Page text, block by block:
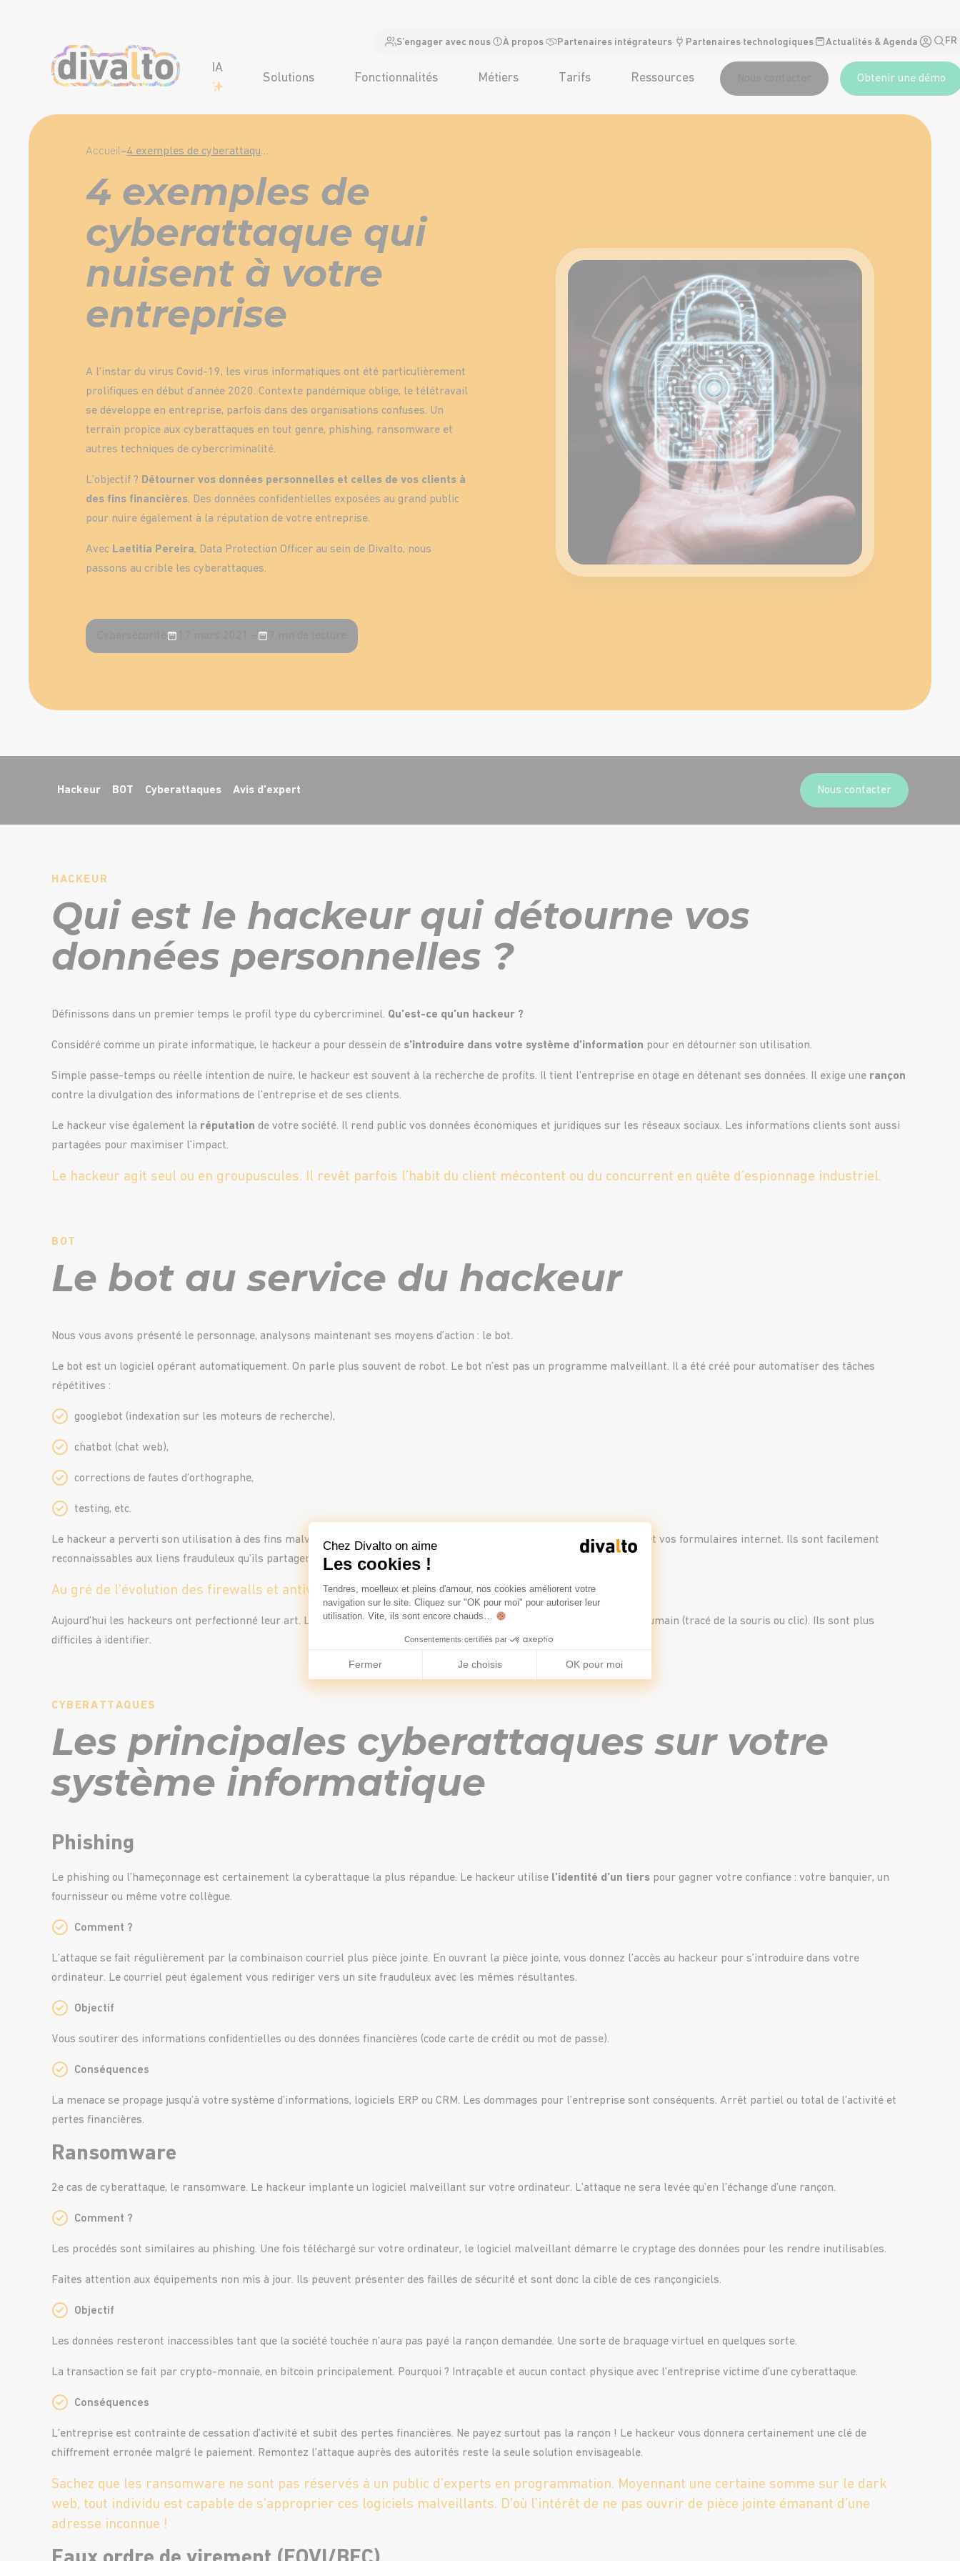
IA
Solutions Fonctionnalités Métiers Tarifs Ressources Obtenir une démo
S’engager avec nous À propos Partenaires intégrateurs Partenaires technologiques Actualités & Agenda FR
Accueil– 4 exemples de cyberattaque qui nuisent à votre entreprise
4 exemples de
cyberattaque qui
nuisent à votre
entreprise
A l’instar du virus Covid-19, les virus informatiques ont été particulièrement
prolifiques en début d’année 2020. Contexte pandémique oblige, le télétravail
se développe en entreprise, parfois dans des organisations confuses. Un
terrain propice aux cyberattaques en tout genre, phishing, ransomware et
autres techniques de cybercriminalité.
L’objectif ? Détourner vos données personnelles et celles de vos clients à
des fins financières. Des données confidentielles exposées au grand public
pour nuire également à la réputation de votre entreprise.
Avec Laetitia Pereira, Data Protection Officer au sein de Divalto, nous
passons au crible les cyberattaques.
Hackeur BOT Cyberattaques Avis d’expert Nous contacter
HACKEUR
Qui est le hackeur qui détourne vos
données personnelles ?
Définissons dans un premier temps le profil type du cybercriminel. Qu’est-ce qu’un hackeur ?
Considéré comme un pirate informatique, le hackeur a pour dessein de s’introduire dans votre système d’information pour en détourner son utilisation.
Simple passe-temps ou réelle intention de nuire, le hackeur est souvent à la recherche de profits. Il tient l’entreprise en otage en détenant ses données. Il exige une rançon
contre la divulgation des informations de l’entreprise et de ses clients.
Le hackeur vise également la réputation de votre société. Il rend public vos données économiques et juridiques sur les réseaux sociaux. Les informations clients sont aussi
partagées pour maximiser l’impact.
Le hackeur agit seul ou en groupuscules. Il revêt parfois l’habit du client mécontent ou du concurrent en quête d’espionnage industriel.
BOT
Le bot au service du hackeur
Nous vous avons présenté le personnage, analysons maintenant ses moyens d’action : le bot.
Le bot est un logiciel opérant automatiquement. On parle plus souvent de robot. Le bot n’est pas un programme malveillant. Il a été créé pour automatiser des tâches
répétitives :
googlebot (indexation sur les moteurs de recherche),
chatbot (chat web),
corrections de fautes d’orthographe,
testing, etc.
Le hackeur a perverti son utilisation à des fins malveillantes. Les spambots, par exemple, sur les forums de discussion et vos formulaires internet. Ils sont facilement
reconnaissables aux liens frauduleux qu’ils partagent (souvent dans une langue étrangère).
Au gré de l’évolution des firewalls et antivirus ces bots malfaisants se sont adaptés.
Aujourd’hui les hackeurs ont perfectionné leur art. Les nouveaux bots adoptent des comportement se rapprochant de l’humain (tracé de la souris ou clic). Ils sont plus
difficiles à identifier.
CYBERATTAQUES
Les principales cyberattaques sur votre
système informatique
Phishing
Le phishing ou l’hameçonnage est certainement la cyberattaque la plus répandue. Le hackeur utilise l’identité d’un tiers pour gagner votre confiance : votre banquier, un
fournisseur ou même votre collègue.
Comment ?
L’attaque se fait régulièrement par la combinaison courriel plus pièce jointe. En ouvrant la pièce jointe, vous donnez l’accès au hackeur pour s’introduire dans votre
ordinateur. Le courriel peut également vous rediriger vers un site frauduleux avec les mêmes résultantes.
Objectif
Vous soutirer des informations confidentielles ou des données financières (code carte de crédit ou mot de passe).
Conséquences
La menace se propage jusqu’à votre système d’informations, logiciels ERP ou CRM. Les dommages pour l’entreprise sont conséquents. Arrêt partiel ou total de l’activité et
pertes financières.
Ransomware
2e cas de cyberattaque, le ransomware. Le hackeur implante un logiciel malveillant sur votre ordinateur. L’attaque ne sera levée qu’en l’échange d’une rançon.
Comment ?
Les procédés sont similaires au phishing. Une fois téléchargé sur votre ordinateur, le logiciel malveillant démarre le cryptage des données pour les rendre inutilisables.
Faites attention aux équipements non mis à jour. Ils peuvent présenter des failles de sécurité et sont donc la cible de ces rançongiciels.
Objectif
Les données resteront inaccessibles tant que la société touchée n’aura pas payé la rançon demandée. Une sorte de braquage virtuel en quelques sorte.
La transaction se fait par crypto-monnaie, en bitcoin principalement. Pourquoi ? Intraçable et aucun contact physique avec l’entreprise victime d’une cyberattaque.
Conséquences
L’entreprise est contrainte de cessation d’activité et subit des pertes financières. Ne payez surtout pas la rançon ! Le hackeur vous donnera certainement une clé de
chiffrement erronée malgré le paiement. Remontez l’attaque auprès des autorités reste la seule solution envisageable.
Sachez que les ransomware ne sont pas réservés à un public d’experts en programmation. Moyennant une certaine somme sur le dark
web, tout individu est capable de s’approprier ces logiciels malveillants. D’où l’intérêt de ne pas ouvrir de pièce jointe émanant d’une
adresse inconnue !
Chez Divalto on aime
Les cookies !
Plateforme de Gestion du Consentement : Personnalisez vos Options
Tendres, moelleux et pleins d'amour, nos cookies améliorent votre
navigation sur le site. Cliquez sur "OK pour moi" pour autoriser leur
utilisation. Vite, ils sont encore chauds…
Consentements certifiés par
Fermer Je choisis OK pour moi
Axeptio consent